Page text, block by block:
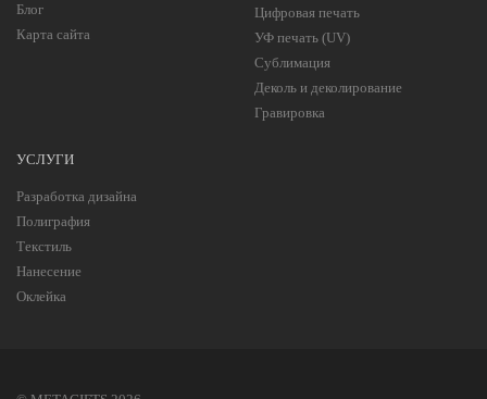
Блог
Карта сайта
Цифровая печать
УФ печать (UV)
Сублимация
Деколь и деколирование
Гравировка
УСЛУГИ
Разработка дизайна
Полиграфия
Текстиль
Нанесение
Оклейка